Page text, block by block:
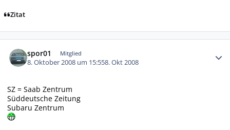
Zitat
spor01 Mitglied
8. Oktober 2008 um 15:558. Okt 2008
SZ = Saab Zentrum
Süddeutsche Zeitung
Subaru Zentrum